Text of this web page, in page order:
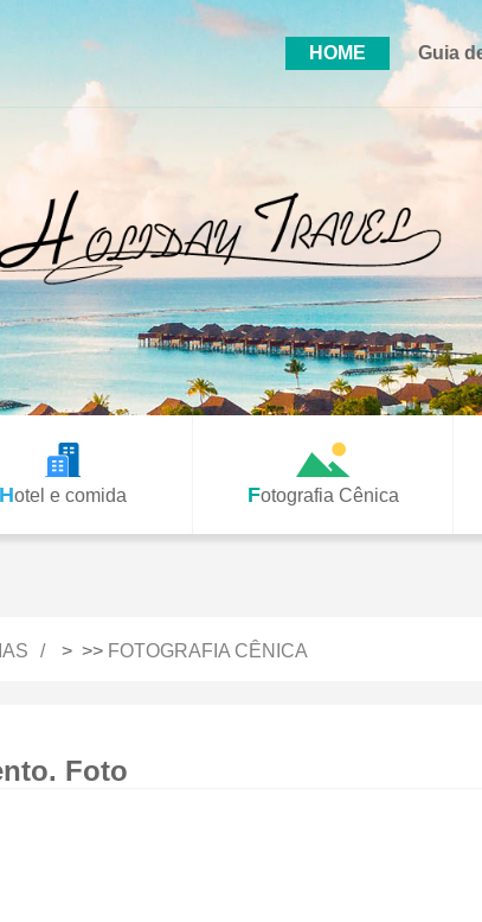
HOME Guia
Hotel e comida Fotografia Cênica
> >> FOTOGRAFIA CÊNICA
Foto